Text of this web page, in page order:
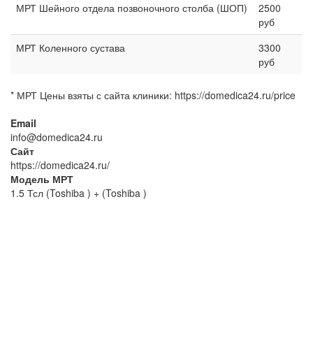
МРТ Шейного отдела позвоночного столба (ШОП)
2500
руб
МРТ Коленного сустава
3300
руб
* МРТ Цены взяты с сайта клиники: https://domedica24.ru/price
Email
info@domedica24.ru
Сайт
https://domedica24.ru/
Модель МРТ
1.5 Тсл (Toshiba ) + (Toshiba )